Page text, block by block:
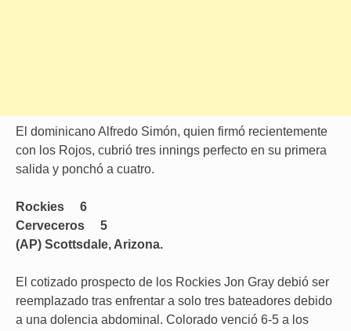
El dominicano Alfredo Simón, quien firmó recientemente
con los Rojos, cubrió tres innings perfecto en su primera
salida y ponchó a cuatro.
Rockies 6
Cerveceros 5
(AP) Scottsdale, Arizona.
El cotizado prospecto de los Rockies Jon Gray debió ser
reemplazado tras enfrentar a solo tres bateadores debido
a una dolencia abdominal. Colorado venció 6-5 a los